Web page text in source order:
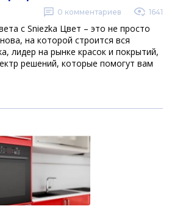
0 комментариев 1641
с Sniezka Цвет – это не просто
на которой строится вся
лидер на рынке красок и покрытий,
решений, которые помогут вам